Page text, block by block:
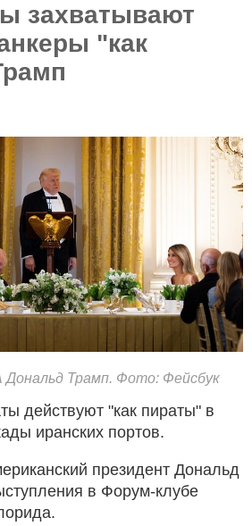
захватывают
"как
Трамп. Фото: Фейсбук
действуют "как пираты" в
иранских портов.
президент Дональд
в Форум-клубе